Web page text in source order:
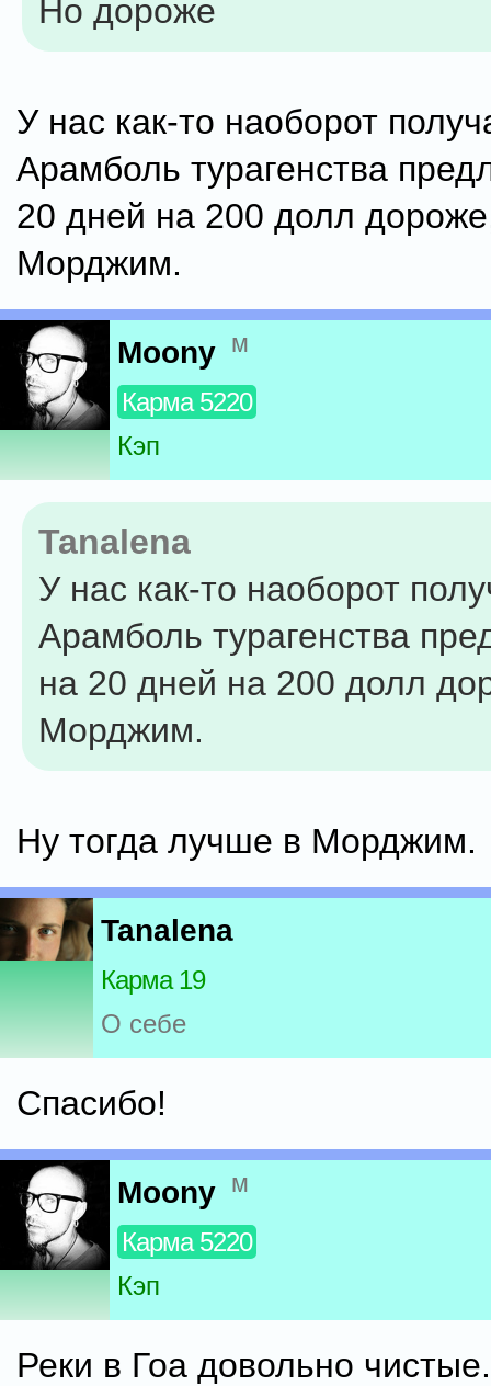
Но дороже
У нас как-то наоборот
Арамболь турагенства
20 дней на 200 долл
Морджим.
Moony м
Карма 5220
Кэп
Tanalena
У нас как-то наоборот
Арамболь турагенства
на 20 дней на 200 долл
Морджим.
Ну тогда лучше в Морджим.
Tanalena
Карма 19
О себе
Спасибо!
Moony м
Карма 5220
Кэп
Реки в Гоа довольно